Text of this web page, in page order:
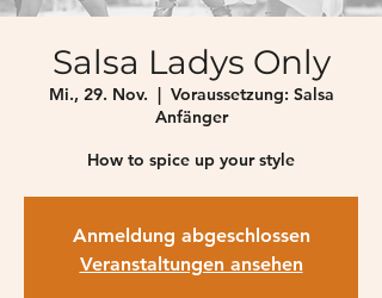
Salsa Ladys Only
Mi., 29. Nov.
  |
Voraussetzung: Salsa
Anfänger
How to spice up your style
Anmeldung abgeschlossen
Veranstaltungen ansehen